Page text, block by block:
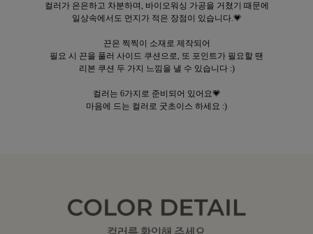
컬러가 은은하고 차분하며, 바이오워싱 가공을 거쳤기 때문에
일상속에서도 먼지가 적은 장점이 있습니다.💗
끈은 찍찍이 소재로 제작되어
필요 시 끈을 풀러 사이드 쿠션으로, 또 포인트가 필요할 땐
리본 쿠션 두 가지 느낌을 낼 수 있습니다 :)
컬러는 6가지로 준비되어 있어요💗
마음에 드는 컬러로 굿초이스 하세요 :)